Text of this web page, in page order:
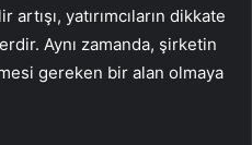
yatırımcıların dikkate
Aynı zamanda, şirketin
gereken bir alan olmaya